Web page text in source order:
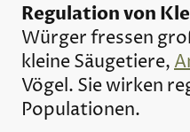
Regulation von
Würger fressen
kleine Säugetiere,
Vögel. Sie wirken
Populationen.